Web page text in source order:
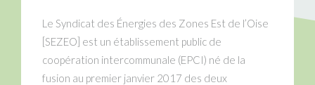
Le Syndicat des Énergies des Zones Est de l’Oise
[SEZEO] est un établissement public de
coopération intercommunale (EPCI) né de la
fusion au premier janvier 2017 des deux